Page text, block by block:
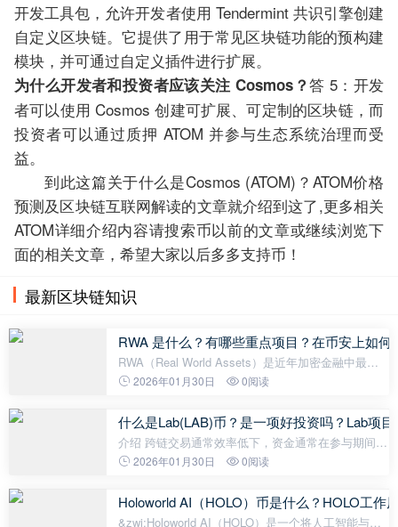
开发工具包，允许开发者使用 Tendermint 共识引擎创建
自定义区块链。它提供了用于常见区块链功能的预构建
模块，并可通过自定义插件进行扩展。
为什么开发者和投资者应该关注 Cosmos？答 5：开发
者可以使用 Cosmos 创建可扩展、可定制的区块链，而
投资者可以通过质押 ATOM 并参与生态系统治理而受
益。
到此这篇关于什么是Cosmos (ATOM)？ATOM价格
预测及区块链互联网解读的文章就介绍到这了,更多相关
ATOM详细介绍内容请搜索币以前的文章或继续浏览下
面的相关文章，希望大家以后多多支持币！
最新区块链知识
RWA 是什么？有哪些重点项目？在币安上如何
RWA（Real World Assets）是近年加密金融中最热
门的概念之一，它让「现实世界的资产」能通过区块
债券、股票、黄金甚至艺术品等实
2026年01月30日 0阅读
什么是Lab(LAB)币？是一项好投资吗？Lab项
介绍 跨链交易通常效率低下，资金通常在参与期间被
锁定。Lab 的LAB代币作为多链交易平台的一部分，
以赚取可立即使用的
2026年01月30日 0阅读
Holoworld AI（HOLO）币是什么？HOLO工作
&zwj;Holoworld AI（HOLO）是一个将人工智能与区